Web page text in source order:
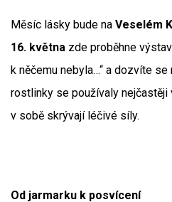
Měsíc lásky bude na Veselém
16. května zde proběhne
k něčemu nebyla…“ a dozvíte se
rostlinky se používaly nejčastěji
v sobě skrývají léčivé síly.
Od jarmarku k posvícení